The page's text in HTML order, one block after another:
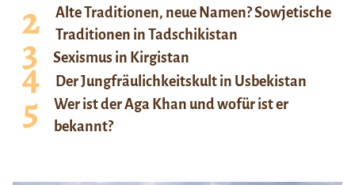
Alte Traditionen, neue Namen? Sowjetische
Traditionen in Tadschikistan
Sexismus in Kirgistan
Der Jungfräulichkeitskult in Usbekistan
Wer ist der Aga Khan und wofür ist er
bekannt?